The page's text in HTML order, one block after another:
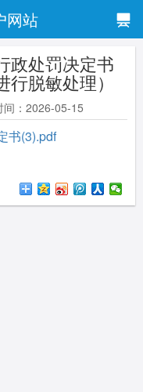
网站
政处罚决定书
行脱敏处理）
间：2026-05-15
书(3).pdf